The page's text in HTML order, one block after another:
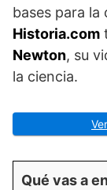
bases para la
Historia.com
Newton, su
la ciencia.
Qué vas a